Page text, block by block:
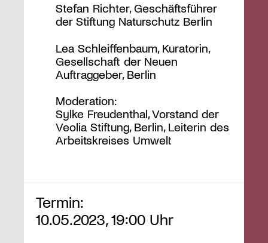
Stefan Richter, Geschäftsführer
der Stiftung Naturschutz Berlin
Lea Schleiffenbaum, Kuratorin,
Gesellschaft der Neuen
Auftraggeber, Berlin
Moderation:
Sylke Freudenthal, Vorstand der
Veolia Stiftung, Berlin, Leiterin des
Arbeitskreises Umwelt
Termin:
10.05.2023, 19:00 Uhr